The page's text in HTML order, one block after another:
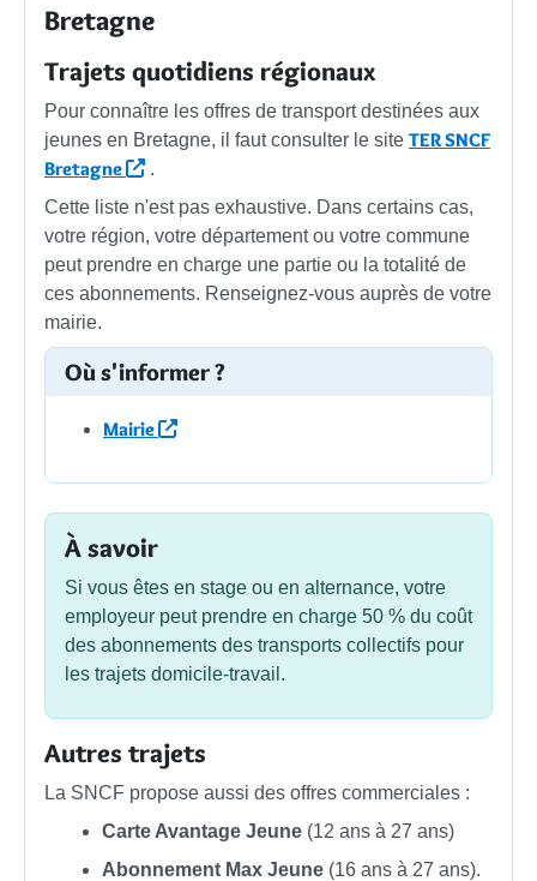
Bretagne
Trajets quotidiens régionaux
Pour connaître les offres de transport destinées aux
jeunes en Bretagne, il faut consulter le site TER SNCF
Bretagne
.
Cette liste n'est pas exhaustive. Dans certains cas,
votre région, votre département ou votre commune
peut prendre en charge une partie ou la totalité de
ces abonnements. Renseignez-vous auprès de votre
mairie.
Où s'informer ?
Mairie
À savoir
Si vous êtes en stage ou en alternance, votre
employeur peut prendre en charge 50 % du coût
des abonnements des transports collectifs pour
les trajets domicile-travail.
Autres trajets
La SNCF propose aussi des offres commerciales :
Carte Avantage Jeune (12 ans à 27 ans)
Abonnement Max Jeune (16 ans à 27 ans).